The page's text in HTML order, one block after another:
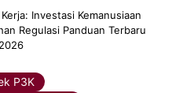
Investasi Kemanusiaan
Regulasi Panduan Terbaru
P3K